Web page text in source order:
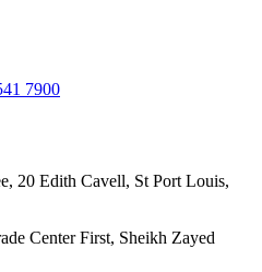
7900
20 Edith Cavell, St Port Louis,
Center First, Sheikh Zayed